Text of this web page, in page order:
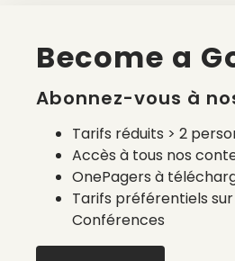
Become a
Abonnez-vous à
Tarifs réduits > 2
Accès à tous nos
OnePagers à
Tarifs préférentiels
Conférences